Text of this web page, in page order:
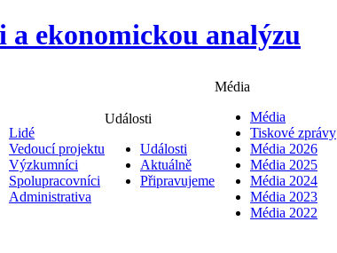
Lidé
Vedoucí projektu
Výzkumníci
Spolupracovníci
Administrativa
Události
Události
Aktuálně
Připravujeme
Média
Média
Tiskové zprávy
Média 2026
Média 2025
Média 2024
Média 2023
Média 2022